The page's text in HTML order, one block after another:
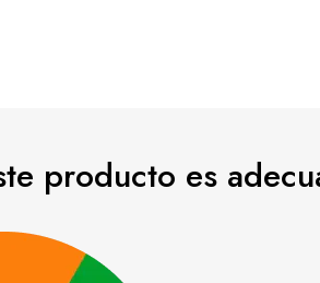
producto es